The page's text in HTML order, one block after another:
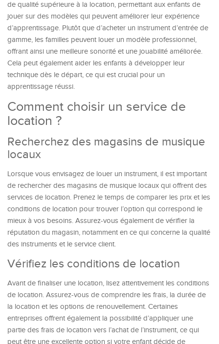
de qualité supérieure à la location, permettant aux enfants de
jouer sur des modèles qui peuvent améliorer leur expérience
d’apprentissage. Plutôt que d’acheter un instrument d’entrée de
gamme, les familles peuvent louer un modèle professionnel,
offrant ainsi une meilleure sonorité et une jouabilité améliorée.
Cela peut également aider les enfants à développer leur
technique dès le départ, ce qui est crucial pour un
apprentissage réussi.
Comment choisir un service de
location ?
Recherchez des magasins de musique
locaux
Lorsque vous envisagez de louer un instrument, il est important
de rechercher des magasins de musique locaux qui offrent des
services de location. Prenez le temps de comparer les prix et les
conditions de location pour trouver l’option qui correspond le
mieux à vos besoins. Assurez-vous également de vérifier la
réputation du magasin, notamment en ce qui concerne la qualité
des instruments et le service client.
Vérifiez les conditions de location
Avant de finaliser une location, lisez attentivement les conditions
de location. Assurez-vous de comprendre les frais, la durée de
la location et les options de renouvellement. Certaines
entreprises offrent également la possibilité d’appliquer une
partie des frais de location vers l’achat de l’instrument, ce qui
peut être une excellente option si votre enfant décide de